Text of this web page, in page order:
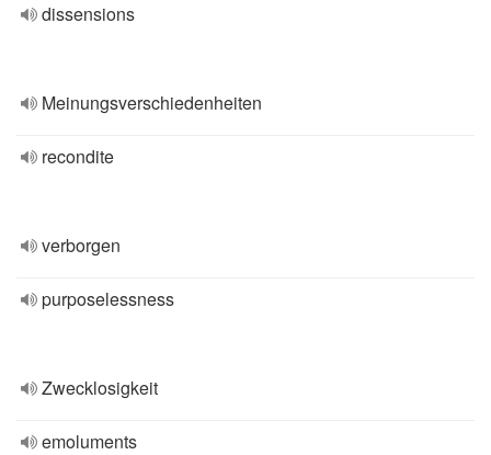
dissensions
Meinungsverschiedenheiten
recondite
verborgen
purposelessness
Zwecklosigkeit
emoluments